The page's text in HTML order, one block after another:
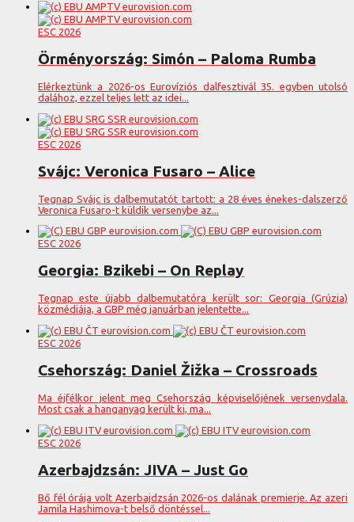
ESC 2026
Örményország: Simón – Paloma Rumba
Elérkeztünk a 2026-os Eurovíziós dalfesztivál 35. egyben utolsó
dalához, ezzel teljes lett az idei...
ESC 2026
Svájc: Veronica Fusaro – Alice
Tegnap Svájc is dalbemutatót tartott: a 28 éves énekes-dalszerző
Veronica Fusaro-t küldik versenybe az...
ESC 2026
Georgia: Bzikebi – On Replay
Tegnap este újabb dalbemutatóra került sor: Georgia (Grúzia)
közmédiája, a GBP még januárban jelentette...
ESC 2026
Csehország: Daniel Žižka – Crossroads
Ma éjfélkor jelent meg Csehország képviselőjének versenydala.
Most csak a hanganyag került ki, ma...
ESC 2026
Azerbajdzsán: JIVA – Just Go
Bő fél órája volt Azerbajdzsán 2026-os dalának premierje. Az azeri
Jamila Hashimova-t belső döntéssel...